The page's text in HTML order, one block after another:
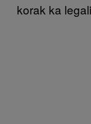
korak ka